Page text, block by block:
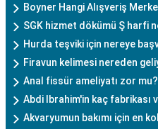
Boyner Hangi Alışveriş
SGK hizmet dökümü Ş harfi
Hurda teşviki için nereye
Firavun kelimesi nereden
Anal fissür ameliyatı zor mu?
Abdi Ibrahim'in kaç fabrikası
Akvaryumun bakımı için en